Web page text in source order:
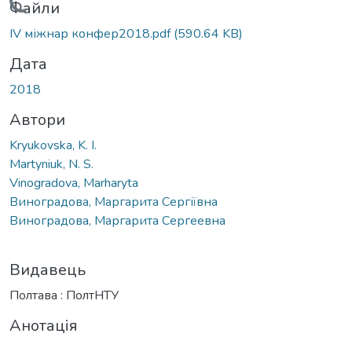
Вантажиться...
Файли
IV міжнар конфер2018.pdf(590.64 KB)
Дата
2018
Автори
Kryukovska, K. I.
Martyniuk, N. S.
Vinogradova, Marharyta
Виноградова, Маргарита Сергіївна
Виноградова, Маргарита Сергеевна
Видавець
Полтава : ПолтНТУ
Анотація